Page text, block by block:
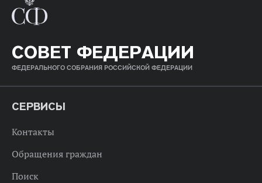
СОВЕТ ФЕДЕРАЦИИ
ФЕДЕРАЛЬНОГО СОБРАНИЯ РОССИЙСКОЙ ФЕДЕРАЦИИ
СЕРВИСЫ
Контакты
Обращения граждан
Поиск